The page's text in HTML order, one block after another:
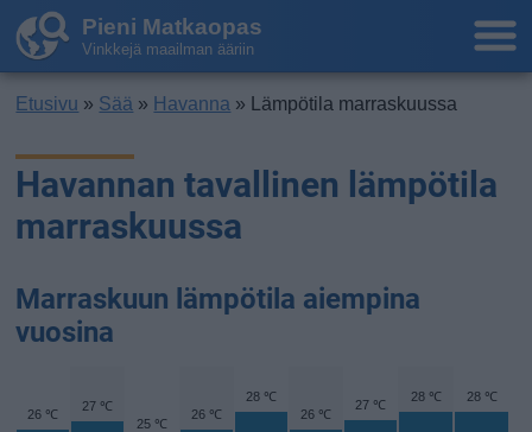
Pieni Matkaopas
Vinkkejä maailman ääriin
Etusivu » Sää » Havanna » Lämpötila marraskuussa
Havannan tavallinen lämpötila
marraskuussa
Marraskuun lämpötila aiempina
vuosina
26 ℃
27 ℃
25 ℃
26 ℃
28 ℃
26 ℃
27 ℃
28 ℃ 28 ℃